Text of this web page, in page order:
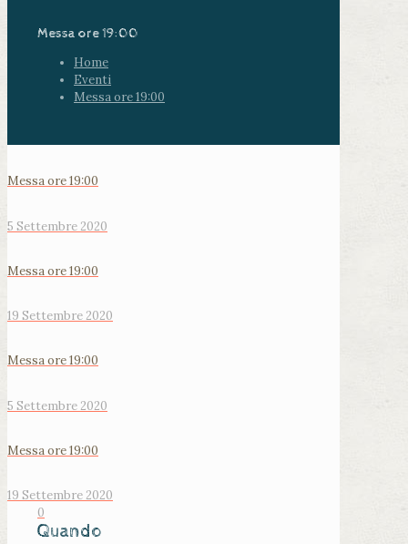
Messa ore 19:00
Home
Eventi
Messa ore 19:00
Messa ore 19:00
5 Settembre 2020
Messa ore 19:00
19 Settembre 2020
Messa ore 19:00
5 Settembre 2020
Messa ore 19:00
19 Settembre 2020
0
Quando